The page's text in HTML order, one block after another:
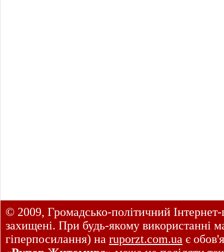
© 2009, Громадсько-політичний
захищені. При будь-якому використанні
гіперпосилання) на ruporzt.com.ua є